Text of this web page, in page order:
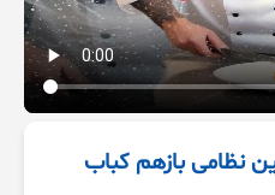
نظامی بازهم کباب